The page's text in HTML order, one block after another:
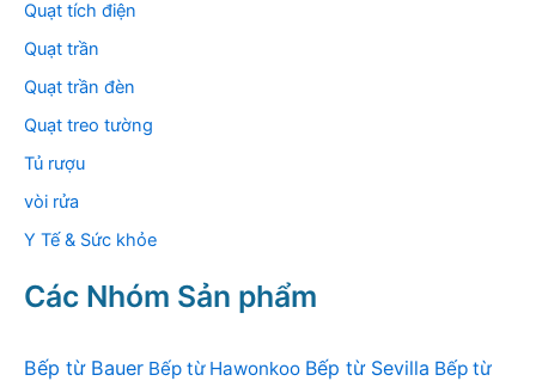
Quạt tích điện
Quạt trần
Quạt trần đèn
Quạt treo tường
Tủ rượu
vòi rửa
Y Tế & Sức khỏe
Các Nhóm Sản phẩm
Bếp từ Bauer Bếp từ Hawonkoo Bếp từ Sevilla Bếp từ